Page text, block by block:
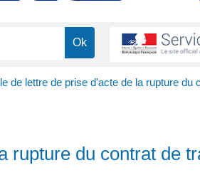
de lettre de prise d'acte de la rupture du
rupture du contrat de